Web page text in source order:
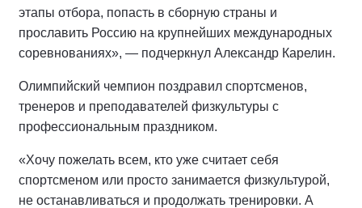
этапы отбора, попасть в сборную страны и
прославить Россию на крупнейших международных
соревнованиях», — подчеркнул Александр Карелин.
Олимпийский чемпион поздравил спортсменов,
тренеров и преподавателей физкультуры с
профессиональным праздником.
«Хочу пожелать всем, кто уже считает себя
спортсменом или просто занимается физкультурой,
не останавливаться и продолжать тренировки. А